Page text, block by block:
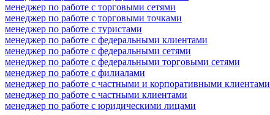
менеджер по работе с торговыми сетями
менеджер по работе с торговыми точками
менеджер по работе с туристами
менеджер по работе с федеральными клиентами
менеджер по работе с федеральными сетями
менеджер по работе с федеральными торговыми сетями
менеджер по работе с филиалами
менеджер по работе с частными и корпоративными клиентами
менеджер по работе с частными клиентами
менеджер по работе с юридическими лицами